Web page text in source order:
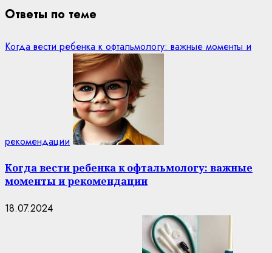
Ответы по теме
Когда вести ребенка к офтальмологу: важные моменты и
рекомендации
Когда вести ребенка к офтальмологу: важные
моменты и рекомендации
18.07.2024